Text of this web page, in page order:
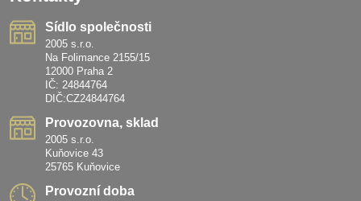
Sídlo společnosti
2005 s.r.o.
Na Folimance 2155/15
12000 Praha 2
IČ: 24844764
DIČ:CZ24844764
Provozovna, sklad
2005 s.r.o.
Kuňovice 43
25765 Kuňovice
Provozní doba